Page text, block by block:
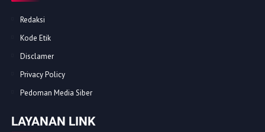
Redaksi
Kode Etik
Disclamer
Privacy Policy
Pedoman Media Siber
LAYANAN LINK